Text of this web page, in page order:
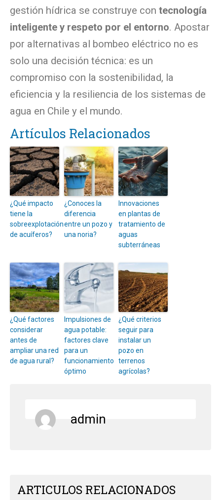
gestión hídrica se construye con tecnología
inteligente y respeto por el entorno. Apostar
por alternativas al bombeo eléctrico no es
solo una decisión técnica: es un
compromiso con la sostenibilidad, la
eficiencia y la resiliencia de los sistemas de
agua en Chile y el mundo.
Artículos Relacionados
¿Qué impacto
tiene la
sobreexplotación
de acuíferos?
¿Conoces la
diferencia
entre un pozo y
una noria?
Innovaciones
en plantas de
tratamiento de
aguas
subterráneas
¿Qué factores
considerar
antes de
ampliar una red
de agua rural?
Impulsiones de
agua potable:
factores clave
para un
funcionamiento
óptimo
¿Qué criterios
seguir para
instalar un
pozo en
terrenos
agrícolas?
admin
ARTICULOS RELACIONADOS